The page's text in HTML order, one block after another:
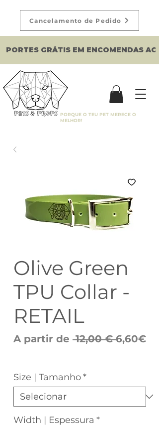
PORQUE O TEU PET MERECE O
MELHOR!
PORTES GRÁTIS EM ENCOMENDAS
Cancelamento de Pedido
Olive Green
TPU Collar -
RETAIL
A partir de 12,00 € Preço
6,60€
Size | Tamanho*
Width | Espessura *